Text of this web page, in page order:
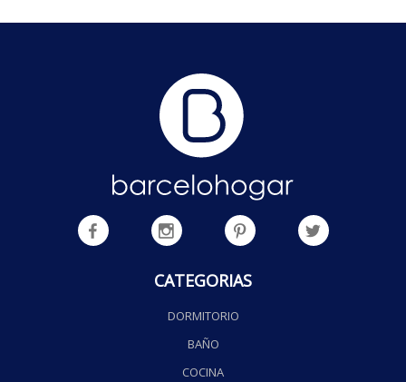
CATEGORIAS
DORMITORIO
BAÑO
COCINA